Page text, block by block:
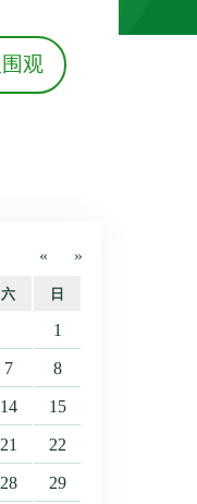
围观
« »
六 日
1
7 8
14 15
21 22
28 29